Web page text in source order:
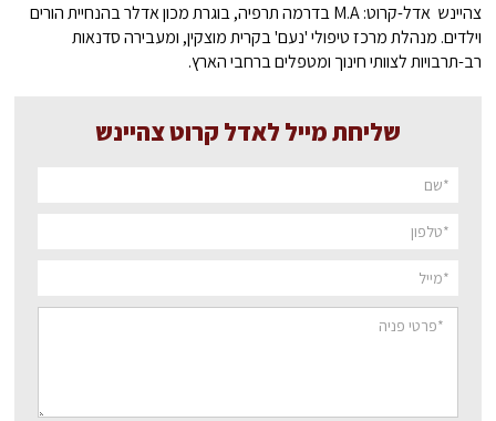
צהיינש אדל-קרוט: M.A בדרמה תרפיה, בוגרת מכון אדלר בהנחיית הורים
וילדים. מנהלת מרכז טיפולי 'נעם' בקרית מוצקין, ומעבירה סדנאות
רב-תרבויות לצוותי חינוך ומטפלים ברחבי הארץ.
שליחת מייל לאדל קרוט צהיינש